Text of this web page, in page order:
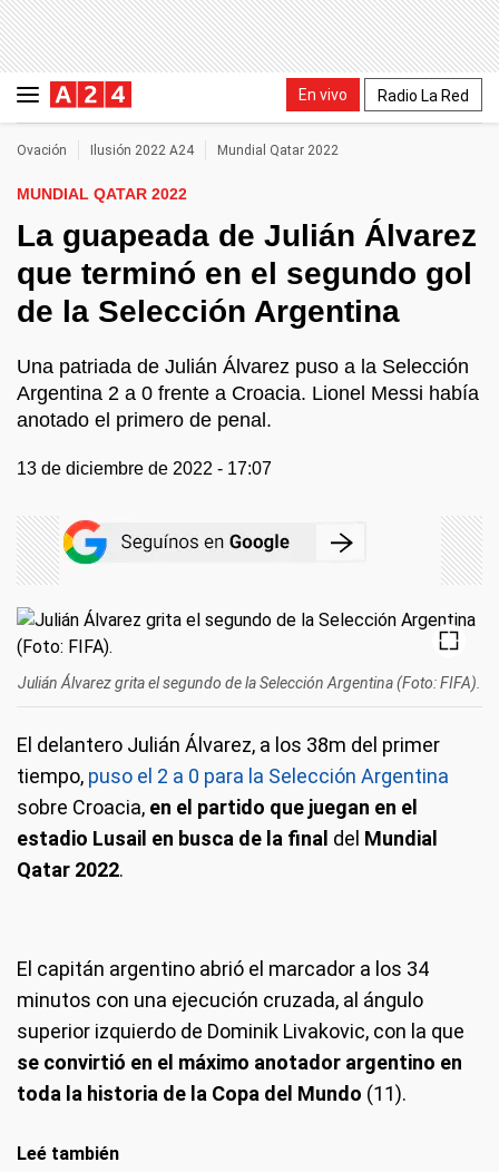
En vivo Radio La Red
Ovación Ilusión 2022 A24 Mundial Qatar 2022
MUNDIAL QATAR 2022
La guapeada de Julián Álvarez
que terminó en el segundo gol
de la Selección Argentina
Una patriada de Julián Álvarez puso a la Selección
Argentina 2 a 0 frente a Croacia. Lionel Messi había
anotado el primero de penal.
13 de diciembre de 2022 - 17:07
Julián Álvarez grita el segundo de la Selección Argentina (Foto: FIFA).
El delantero Julián Álvarez, a los 38m del primer
tiempo, puso el 2 a 0 para la Selección Argentina
sobre Croacia, en el partido que juegan en el
estadio Lusail en busca de la final del Mundial
Qatar 2022.
El capitán argentino abrió el marcador a los 34
minutos con una ejecución cruzada, al ángulo
superior izquierdo de Dominik Livakovic, con la que
se convirtió en el máximo anotador argentino en
toda la historia de la Copa del Mundo (11).
Leé también